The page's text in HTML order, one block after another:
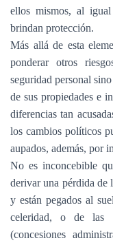
ellos mismos, al
brindan protección.
Más allá de esta
ponderar otros
seguridad personal
de sus propiedades e
diferencias tan
los cambios políticos
aupados, además, por
No es inconcebible
derivar una pérdida de
y están pegados al
celeridad, o de las
(concesiones